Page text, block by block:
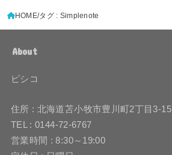
HOME タグ : Simplenote
About
ピシコ
住所 : 北海道苫小牧市豊川町2丁目3-15
TEL : 0144-72-6767
営業時間 : 8:30～19:00